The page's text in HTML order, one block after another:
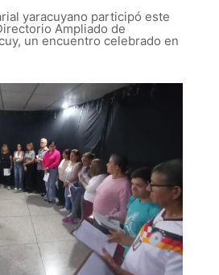
yaracuyano participó este
Ampliado de
un encuentro celebrado en